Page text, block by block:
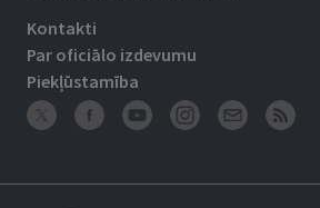
Kontakti
Par oficiālo izdevumu
Piekļūstamība